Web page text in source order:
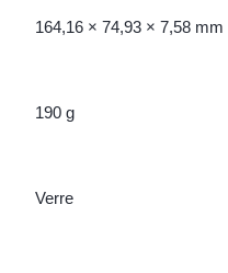
164,16 × 74,93 × 7,58 mm
190 g
Verre